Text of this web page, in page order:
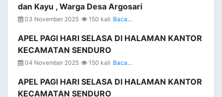
dan Kayu , Warga Desa Argosari
03 November 2025 150 kali Baca...
APEL PAGI HARI SELASA DI HALAMAN KANTOR
KECAMATAN SENDURO
04 November 2025 150 kali Baca...
APEL PAGI HARI SELASA DI HALAMAN KANTOR
KECAMATAN SENDURO